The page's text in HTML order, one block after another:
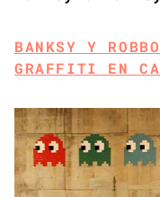
BANKSY Y
GRAFFITI EN